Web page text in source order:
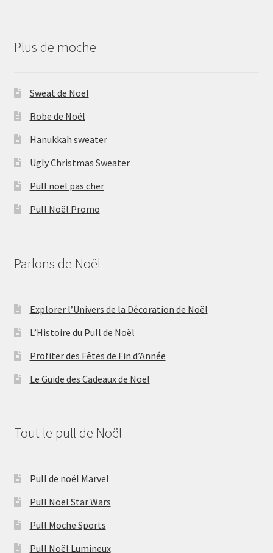
Plus de moche
Sweat de Noël
Robe de Noël
Hanukkah sweater
Ugly Christmas Sweater
Pull noël pas cher
Pull Noël Promo
Parlons de Noël
Explorer l’Univers de la Décoration de Noël
L’Histoire du Pull de Noël
Profiter des Fêtes de Fin d’Année
Le Guide des Cadeaux de Noël
Tout le pull de Noël
Pull de noël Marvel
Pull Noël Star Wars
Pull Moche Sports
Pull Noël Lumineux